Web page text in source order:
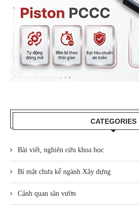
CATEGORIES
Bài viết, nghiên cứu khoa học
Bí mật chưa kể ngành Xây dựng
Cảnh quan sân vườn